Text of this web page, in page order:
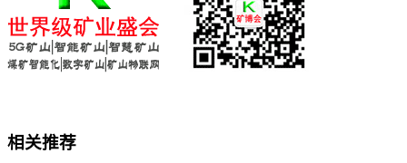
相关推荐